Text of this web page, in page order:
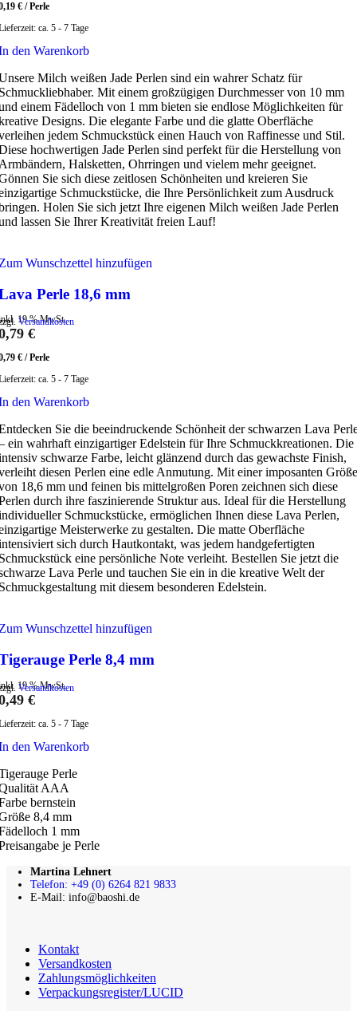
€ /Perle
ca. 5 - 7 Tage
den Warenkorb
Milch weißen Jade Perlen sind ein wahrer Schatz für
Mit einem großzügigen Durchmesser von 10 mm
einem Fädelloch von 1 mm bieten sie endlose Möglichkeiten für
Designs. Die elegante Farbe und die glatte Oberfläche
jedem Schmuckstück einen Hauch von Raffinesse und Stil.
hochwertigen Jade Perlen sind perfekt für die Herstellung von
Halsketten, Ohrringen und vielem mehr geeignet.
Sie sich diese zeitlosen Schönheiten und kreieren Sie
Schmuckstücke, die Ihre Persönlichkeit zum Ausdruck
Holen Sie sich jetzt Ihre eigenen Milch weißen Jade Perlen
lassen Sie Ihrer Kreativität freien Lauf!
Wunschzettel hinzufügen
Perle 18,6 mm
19 % MwSt.
Versandkosten
€
€ /Perle
ca. 5 - 7 Tage
den Warenkorb
Sie die beeindruckende Schönheit der schwarzen Lava
ein wahrhaft einzigartiger Edelstein für Ihre Schmuckkreationen. Die
schwarze Farbe, leicht glänzend durch das gewachste Finish,
diesen Perlen eine edle Anmutung. Mit einer imposanten Größe
18,6 mm und feinen bis mittelgroßen Poren zeichnen sich diese
durch ihre faszinierende Struktur aus. Ideal für die Herstellung
Schmuckstücke, ermöglichen Ihnen diese Lava Perlen,
Meisterwerke zu gestalten. Die matte Oberfläche
sich durch Hautkontakt, was jedem handgefertigten
eine persönliche Note verleiht. Bestellen Sie jetzt die
Lava Perle und tauchen Sie ein in die kreative Welt der
mit diesem besonderen Edelstein.
Wunschzettel hinzufügen
Perle 8,4 mm
19 % MwSt.
Versandkosten
€
ca. 5 - 7 Tage
den Warenkorb
Perle
AAA
bernstein
8,4 mm
1 mm
je Perle
Martina Lehnert
Telefon: +49 (0) 6264 821 9833
E-Mail: info@baoshi.de
Kontakt
Versandkosten
Zahlungsmöglichkeiten
Verpackungsregister/LUCID